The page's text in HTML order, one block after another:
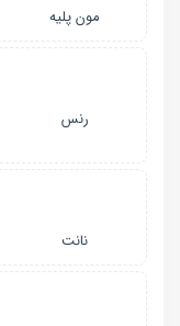
مون پلیه
رنس
نانت